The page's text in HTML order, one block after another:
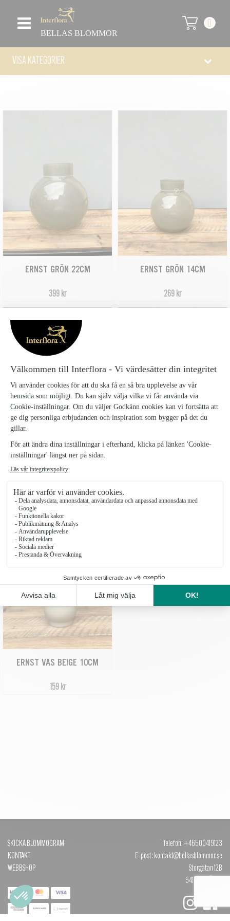
BELLAS BLOMMOR
0
VISA KATEGORIER
ERNST GRÖN 22CM
399 kr
ERNST GRÖN 14CM
269 kr
ERNST GRÖN 10CM
199 kr
ERNST VAS BEIGE 10CM
159 kr
SKICKA BLOMMOGRAM
KONTAKT
WEBBSHOP
Telefon: +46500419123
E-post: kontakt@bellasblommor.se
Storgatan 12B
541 30 SKÖVDE